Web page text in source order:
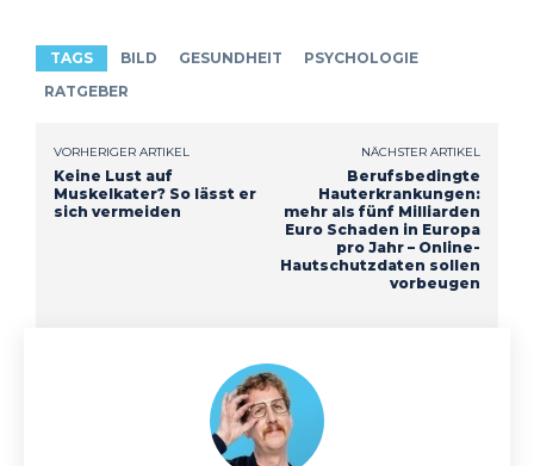
TAGS BILD GESUNDHEIT
PSYCHOLOGIE
RATGEBER
VORHERIGER ARTIKEL
Keine Lust auf
Muskelkater? So lässt er
sich vermeiden
NÄCHSTER ARTIKEL
Berufsbedingte
Hauterkrankungen:
mehr als fünf Milliarden
Euro Schaden in Europa
pro Jahr – Online-
Hautschutzdaten sollen
vorbeugen